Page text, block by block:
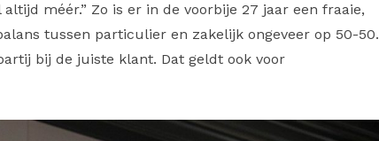
méér.” Zo is er in de voorbije 27 jaar een fraaie,
tussen particulier en zakelijk ongeveer op 50-50.
bij de juiste klant. Dat geldt ook voor